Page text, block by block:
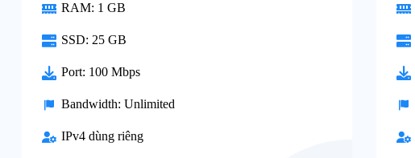
RAM: 1 GB
SSD: 25 GB
Port: 100 Mbps
Bandwidth: Unlimited
IPv4 dùng riêng